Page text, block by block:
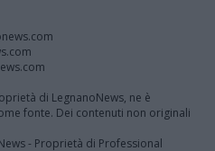
di LegnanoNews, ne è
fonte. Dei contenuti non originali
- Proprietà di Professional